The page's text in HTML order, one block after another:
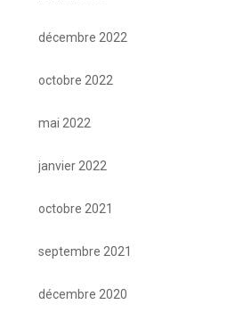
décembre 2022
octobre 2022
mai 2022
janvier 2022
octobre 2021
septembre 2021
décembre 2020